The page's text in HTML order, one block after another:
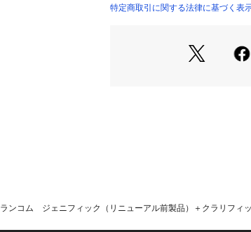
分*4を独自バランスで配合。
*1 皮膚常在菌叢（ランコム
1. スポイトを引き上げると自
い上げられます。
特定商取引に関する法律に基づく表
ランコム ジェニフィック（リニューアル前製品）＋クラリフィ